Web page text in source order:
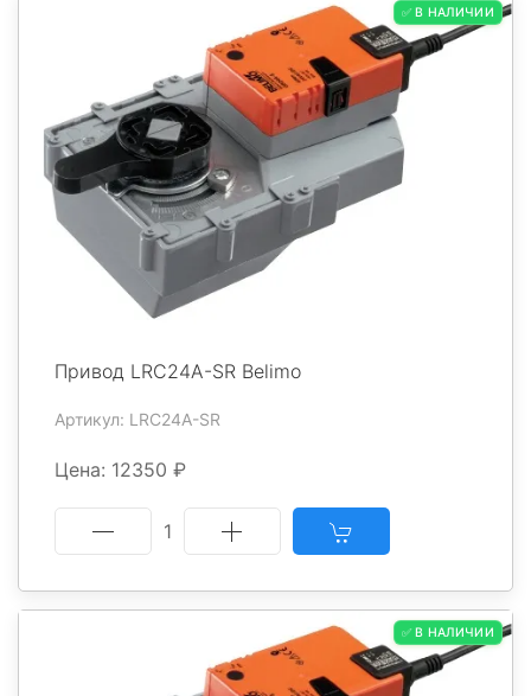
✅ В НАЛИЧИИ
Привод LRC24A-SR Belimo
Артикул: LRC24A-SR
Цена: 12350 ₽
1
✅ В НАЛИЧИИ